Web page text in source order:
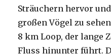
Sträuchern hervor
großen Vögel zu
8 km Loop, der lange
Fluss hinunter führt.